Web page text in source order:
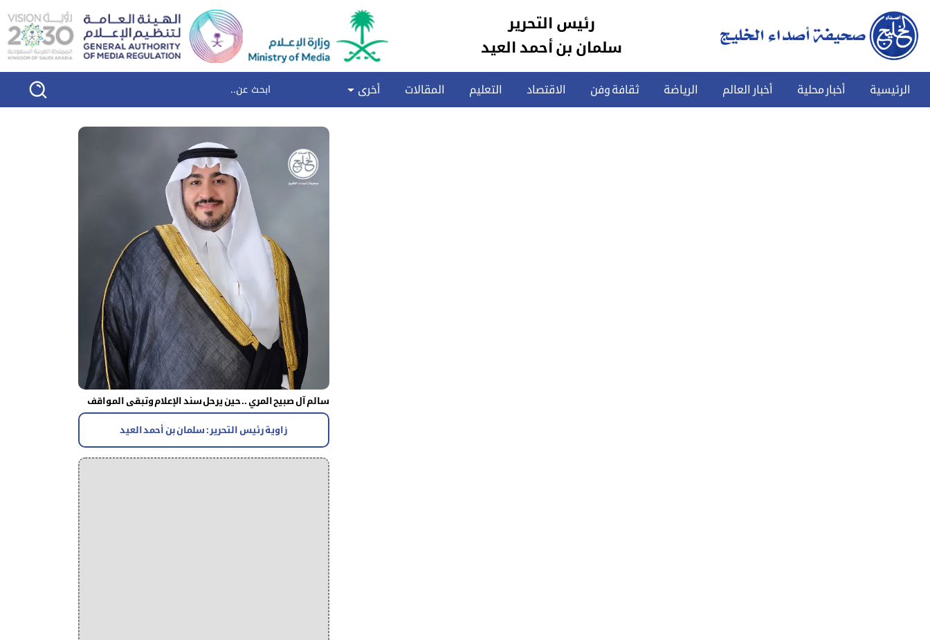
رئيس التحرير
سلمان بن أحمد العيد
الرئيسية أخبار محلية أخبار العالم الرياضة ثقافة وفن الاقتصاد التعليم المقالات أخرى
سالم آل صبيح المري .. حين يرحل سند الإعلام وتبقى المواقف
زاوية رئيس التحرير : سلمان بن أحمد العيد